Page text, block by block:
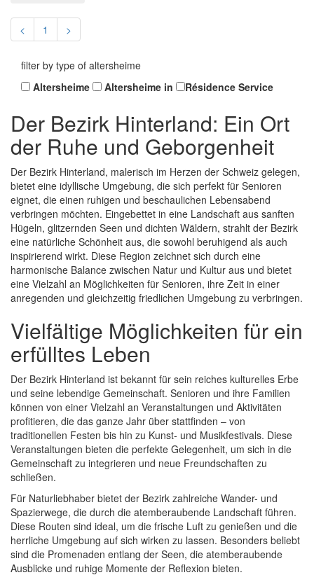
< 1 >
filter by type of altersheime
Altersheime
Altersheime in Résidence Service
Der Bezirk Hinterland: Ein Ort
der Ruhe und Geborgenheit
Der Bezirk Hinterland, malerisch im Herzen der Schweiz gelegen,
bietet eine idyllische Umgebung, die sich perfekt für Senioren
eignet, die einen ruhigen und beschaulichen Lebensabend
verbringen möchten. Eingebettet in eine Landschaft aus sanften
Hügeln, glitzernden Seen und dichten Wäldern, strahlt der Bezirk
eine natürliche Schönheit aus, die sowohl beruhigend als auch
inspirierend wirkt. Diese Region zeichnet sich durch eine
harmonische Balance zwischen Natur und Kultur aus und bietet
eine Vielzahl an Möglichkeiten für Senioren, ihre Zeit in einer
anregenden und gleichzeitig friedlichen Umgebung zu verbringen.
Vielfältige Möglichkeiten für ein
erfülltes Leben
Der Bezirk Hinterland ist bekannt für sein reiches kulturelles Erbe
und seine lebendige Gemeinschaft. Senioren und ihre Familien
können von einer Vielzahl an Veranstaltungen und Aktivitäten
profitieren, die das ganze Jahr über stattfinden – von
traditionellen Festen bis hin zu Kunst- und Musikfestivals. Diese
Veranstaltungen bieten die perfekte Gelegenheit, um sich in die
Gemeinschaft zu integrieren und neue Freundschaften zu
schließen.
Für Naturliebhaber bietet der Bezirk zahlreiche Wander- und
Spazierwege, die durch die atemberaubende Landschaft führen.
Diese Routen sind ideal, um die frische Luft zu genießen und die
herrliche Umgebung auf sich wirken zu lassen. Besonders beliebt
sind die Promenaden entlang der Seen, die atemberaubende
Ausblicke und ruhige Momente der Reflexion bieten.